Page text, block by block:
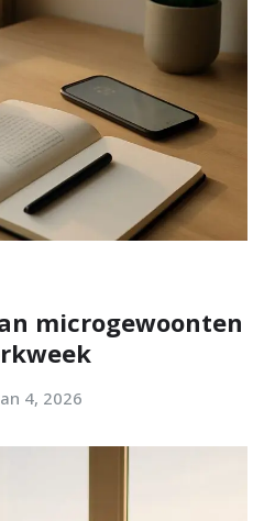
microgewoonten
4, 2026